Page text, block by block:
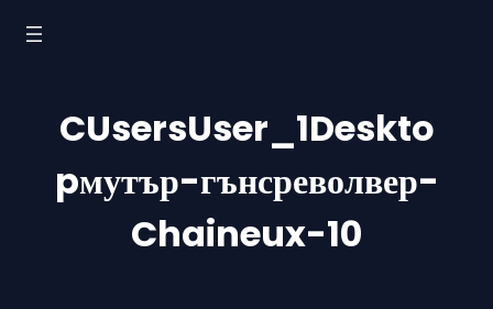
Към
съдържанието
CUsersUser_1Deskto
pмутър-гънсреволвер-
Chaineux-10